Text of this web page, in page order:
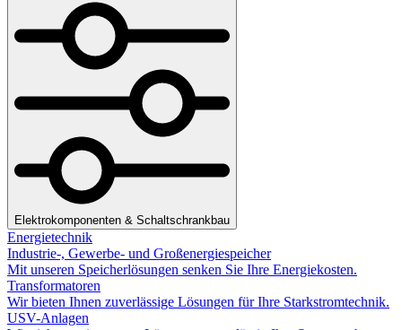
Elektrokomponenten & Schaltschrankbau
Energietechnik
Industrie-, Gewerbe- und Großenergiespeicher
Mit unseren Speicherlösungen senken Sie Ihre Energiekosten.
Transformatoren
Wir bieten Ihnen zuverlässige Lösungen für Ihre Starkstromtechnik.
USV-Anlagen